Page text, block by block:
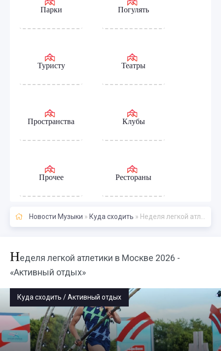
Парки Погулять
Туристу Театры
Пространства Клубы
Прочее Рестораны
Новости Музыки » Куда сходить » Неделя легкой атлетики в Москве 2026 - «Активный отдых»
Неделя легкой атлетики в Москве 2026 -
«Активный отдых»
Куда сходить / Активный отдых